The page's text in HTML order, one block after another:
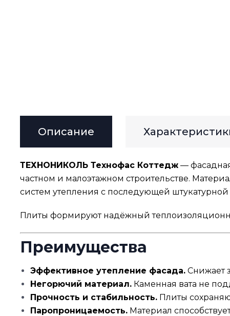
Описание
ТЕХНОНИКОЛЬ Технофас Коттедж —
частном и малоэтажном строительстве.
систем утепления с последующей штукатурной
Плиты формируют надёжный
Преимущества
Эффективное утепление фасада. Снижает
Негорючий материал. Каменная вата не
Прочность и стабильность. Плиты
Паропроницаемость. Материал